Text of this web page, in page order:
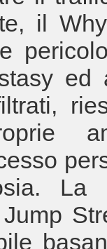
il
ed
La